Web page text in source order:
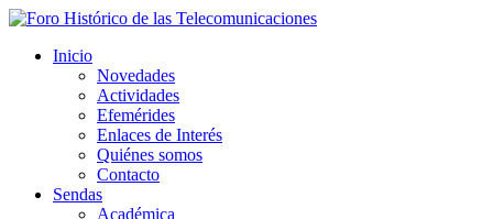
Inicio
Novedades
Actividades
Efemérides
Enlaces de Interés
Quiénes somos
Contacto
Sendas
Académica